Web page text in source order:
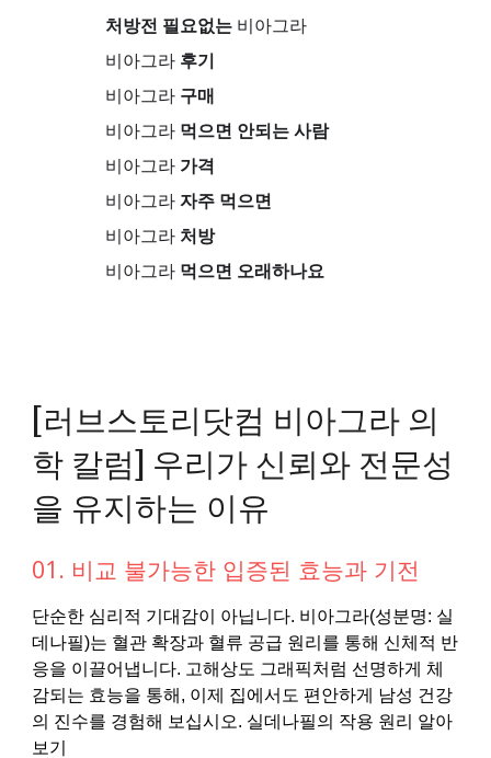
처방전 필요없는 비아그라
비아그라 후기
비아그라 구매
비아그라 먹으면 안되는 사람
비아그라 가격
비아그라자주 먹으면
비아그라 처방
비아그라 먹으면 오래하나요
[러브스토리닷컴 비아그라 의
학 칼럼] 우리가 신뢰와 전문성
을 유지하는 이유
01. 비교 불가능한 입증된 효능과 기전
단순한 심리적 기대감이 아닙니다. 비아그라(성분명: 실
데나필)는 혈관 확장과 혈류 공급 원리를 통해 신체적 반
응을 이끌어냅니다. 고해상도 그래픽처럼 선명하게 체
감되는 효능을 통해, 이제 집에서도 편안하게 남성 건강
의 진수를 경험해 보십시오. 실데나필의 작용 원리 알아
보기